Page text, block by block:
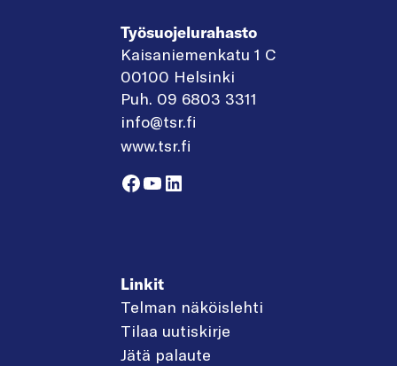
Työsuojelurahasto
Kaisaniemenkatu 1 C
00100 Helsinki
Puh. 09 6803 3311
info@tsr.fi
www.tsr.fi
Facebook
YouTube
LinkedIn
Linkit
Telman näköislehti
Tilaa uutiskirje
Jätä palaute